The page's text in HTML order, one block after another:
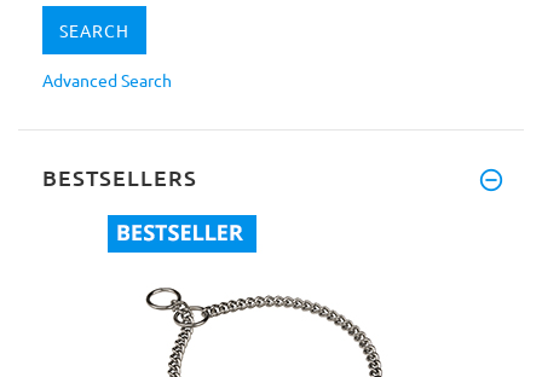
Advanced Search
BESTSELLERS